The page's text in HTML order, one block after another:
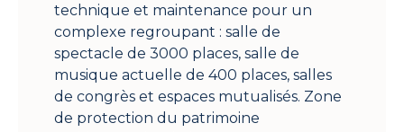
technique et maintenance pour un
complexe regroupant : salle de
spectacle de 3000 places, salle de
musique actuelle de 400 places, salles
de congrès et espaces mutualisés. Zone
de protection du patrimoine